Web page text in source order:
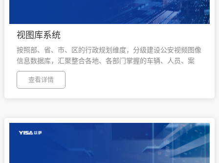
视图库系统
按照部、省、市、区的行政规划维度，分级建设公安视频图像
信息数据库，汇聚整合各地、各部门掌握的车辆、人员、案
件、事件等视频图像信息，实现数据录入、数据查询、数据共
享、布控与告警、订阅与通知等多种功能。
查看详情